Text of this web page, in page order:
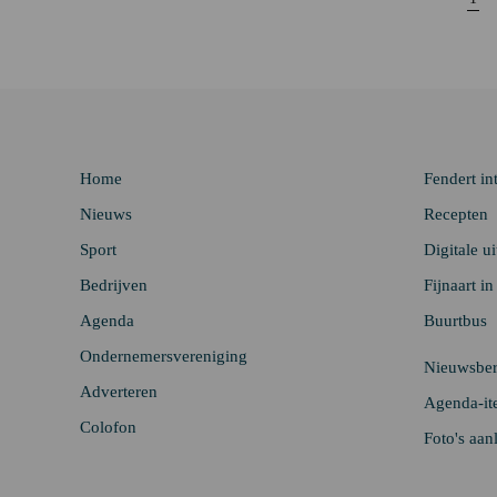
Home
Nieuws
Sport
Bedrijven
Agenda
Ondernemersvereniging
Adverteren
Colofon
Fendert
Recepten
Digitale
Fijnaart in
Buurtbus
Agenda-
Foto's